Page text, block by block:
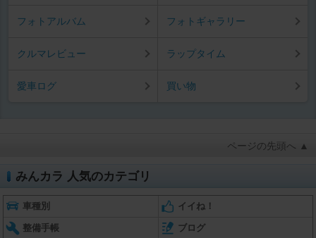
フォトアルバム フォトギャラリー
クルマレビュー ラップタイム
愛車ログ 買い物
ページの先頭へ ▲
みんカラ 人気のカテゴリ
車種別 イイね！
整備手帳 ブログ